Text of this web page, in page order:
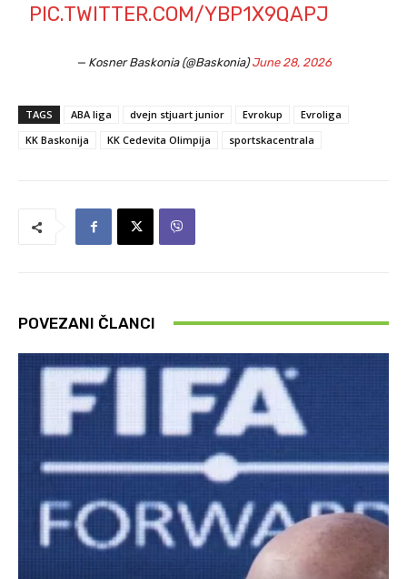
PIC.TWITTER.COM/YBP1X9QAPJ
— Kosner Baskonia (@Baskonia)June 28, 2026
TAGS ABA liga dvejn stjuart junior Evrokup
Evroliga
KK Baskonija
KK Cedevita Olimpija sportskacentrala
POVEZANI ČLANCI